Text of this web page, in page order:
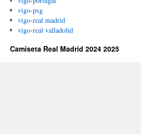
vigo-psg
vigo-real madrid
vigo-real valladolid
Camiseta Real Madrid 2024 2025